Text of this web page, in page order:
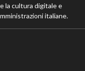
la cultura digitale e
italiane.